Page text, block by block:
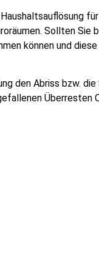
Sollten
können und
den Abriss bzw.
Überresten